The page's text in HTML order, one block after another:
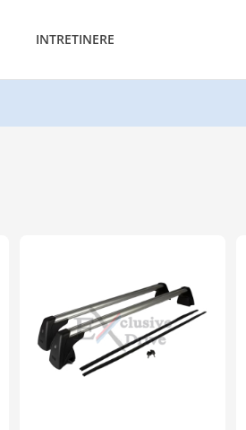
INTRETINERE